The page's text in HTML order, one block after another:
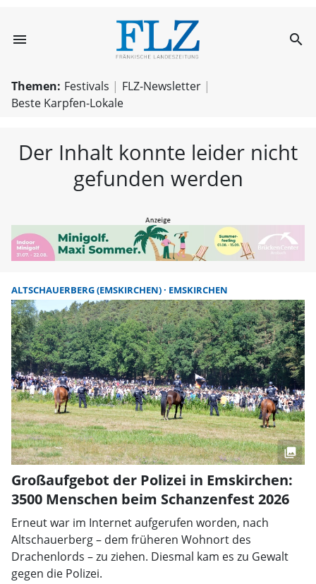
menu FLZ – search
Themen: Festivals
FLZ-Newsletter
Beste Karpfen-Lokale
Der Inhalt konnte leider nicht
gefunden werden
ALTSCHAUERBERG (EMSKIRCHEN) EMSKIRCHEN
Großaufgebot der Polizei in Emskirchen:
3500 Menschen beim Schanzenfest 2026
Erneut war im Internet aufgerufen worden, nach
Altschauerberg – dem früheren Wohnort des
Drachenlords – zu ziehen. Diesmal kam es zu Gewalt
gegen die Polizei.